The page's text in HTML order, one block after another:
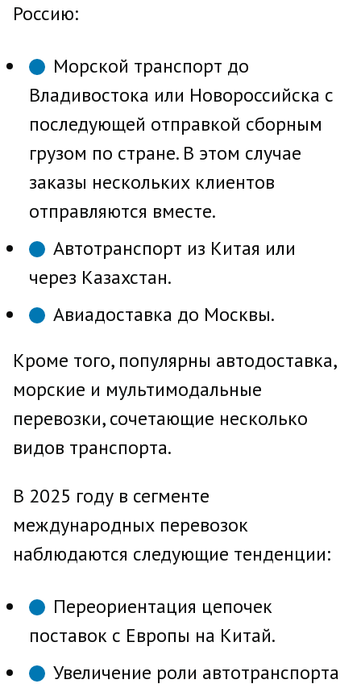
Россию:
Морской транспорт до
Владивостока или Новороссийска с
последующей отправкой сборным
грузом по стране. В этом случае
заказы нескольких клиентов
отправляются вместе.
Автотранспорт из Китая или
через Казахстан.
Авиадоставка до Москвы.
Кроме того, популярны автодоставка,
морские и мультимодальные
перевозки, сочетающие несколько
видов транспорта.
В 2025 году в сегменте
международных перевозок
наблюдаются следующие тенденции:
Переориентация цепочек
поставок с Европы на Китай.
Увеличение роли автотранспорта